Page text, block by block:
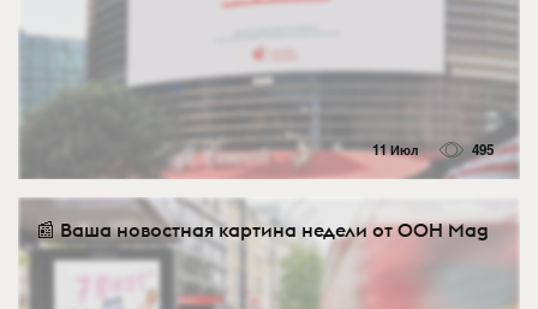
11 Июл 495
📰 Ваша новостная картина недели от OOH Mag